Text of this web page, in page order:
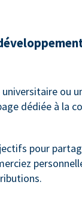
ou
dédiée à la
pour